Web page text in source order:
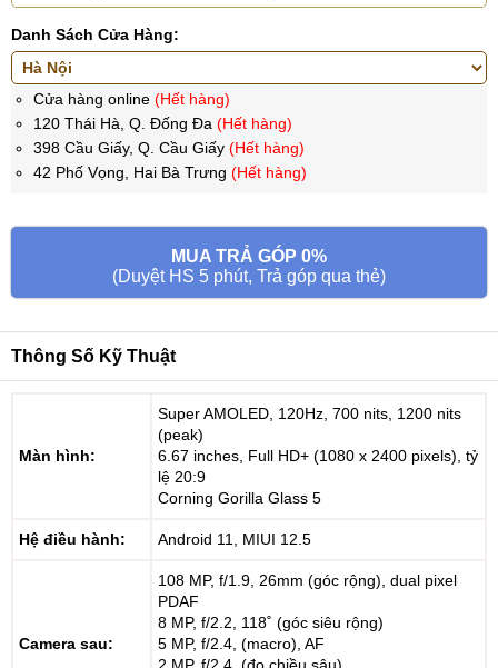
Danh Sách Cửa Hàng:
Cửa hàng online (Hết hàng)
120 Thái Hà, Q. Đống Đa (Hết hàng)
398 Cầu Giấy, Q. Cầu Giấy (Hết hàng)
42 Phố Vọng, Hai Bà Trưng (Hết hàng)
MUA TRẢ GÓP 0%
(Duyệt HS 5 phút, Trả góp qua thẻ)
Thông Số Kỹ Thuật
Màn hình:
Super AMOLED, 120Hz, 700 nits, 1200 nits
(peak)
6.67 inches, Full HD+ (1080 x 2400 pixels), tỷ
lệ 20:9
Corning Gorilla Glass 5
Hệ điều hành: Android 11, MIUI 12.5
Camera sau:
108 MP, f/1.9, 26mm (góc rộng), dual pixel
PDAF
8 MP, f/2.2, 118˚ (góc siêu rộng)
5 MP, f/2.4, (macro), AF